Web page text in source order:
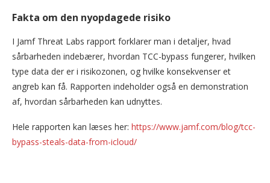
Fakta om den nyopdagede risiko
I Jamf Threat Labs rapport forklarer man i detaljer, hvad
sårbarheden indebærer, hvordan TCC-bypass fungerer, hvilken
type data der er i risikozonen, og hvilke konsekvenser et
angreb kan få. Rapporten indeholder også en demonstration
af, hvordan sårbarheden kan udnyttes.
Hele rapporten kan læses her: https://www.jamf.com/blog/tcc-
bypass-steals-data-from-icloud/